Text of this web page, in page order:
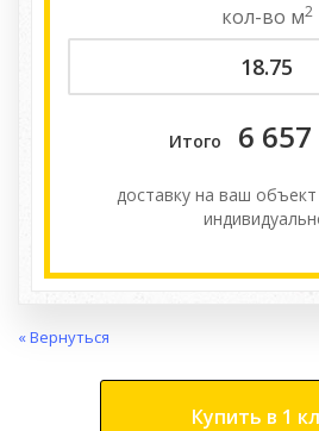
кол-во м2
Итого 6 657
доставку на ваш
« Вернуться
Купить в 1